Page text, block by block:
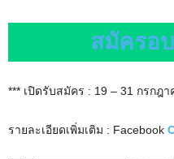
สมัครอ
*** เปิดรับสมัคร : 19 – 31 กรกฎ
รายละเอียดเพิ่มเติม : Facebook